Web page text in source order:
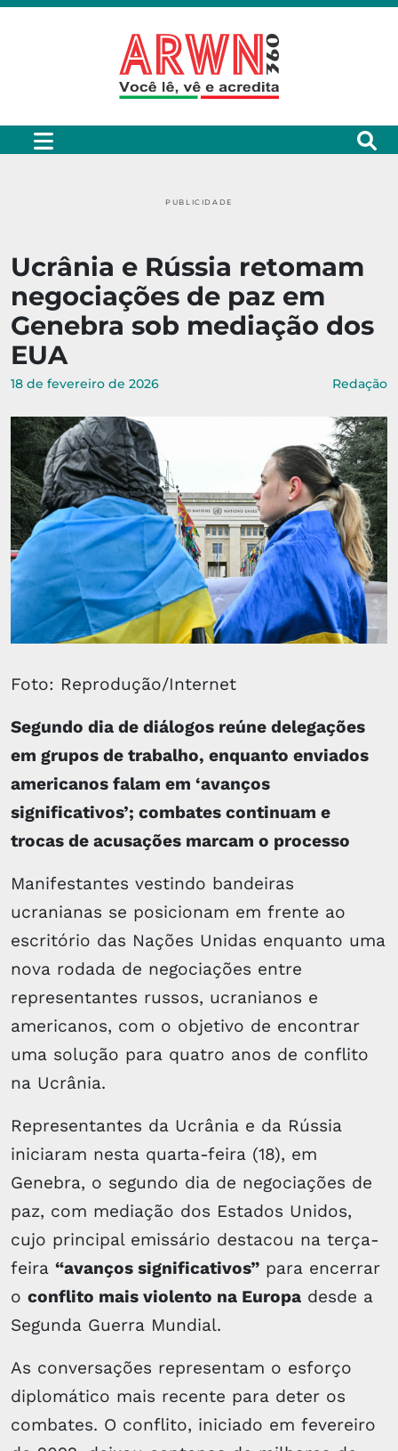
PUBLICIDADE
Ucrânia e Rússia retomam
negociações de paz em
Genebra sob mediação dos
EUA
18 de fevereiro de 2026 Redação
Foto: Reprodução/Internet
Segundo dia de diálogos reúne delegações
em grupos de trabalho, enquanto enviados
americanos falam em ‘avanços
significativos’; combates continuam e
trocas de acusações marcam o processo
Manifestantes vestindo bandeiras
ucranianas se posicionam em frente ao
escritório das Nações Unidas enquanto uma
nova rodada de negociações entre
representantes russos, ucranianos e
americanos, com o objetivo de encontrar
uma solução para quatro anos de conflito
na Ucrânia.
Representantes da Ucrânia e da Rússia
iniciaram nesta quarta-feira (18), em
Genebra, o segundo dia de negociações de
paz, com mediação dos Estados Unidos,
cujo principal emissário destacou na terça-
feira “avanços significativos” para encerrar
o conflito mais violento na Europa desde a
Segunda Guerra Mundial.
As conversações representam o esforço
diplomático mais recente para deter os
combates. O conflito, iniciado em fevereiro